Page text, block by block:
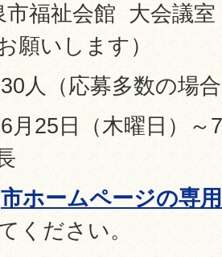
市福祉会館 大会議
願いします）
人（応募多数の場
月25日（木曜日）
市ホームページの専
ください。